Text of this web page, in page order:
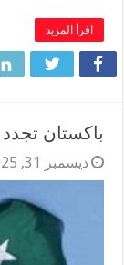
اقرأ المزيد
باكستان
ديسمبر 31, 2025